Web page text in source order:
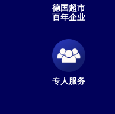
德国超市
百年企业
专人服务